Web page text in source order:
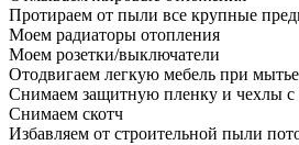
Протираем от пыли все крупные
Моем радиаторы отопления
Моем розетки/выключатели
Отодвигаем легкую мебель при
Снимаем защитную пленку и чехлы с
Снимаем скотч
Избавляем от строительной пыли